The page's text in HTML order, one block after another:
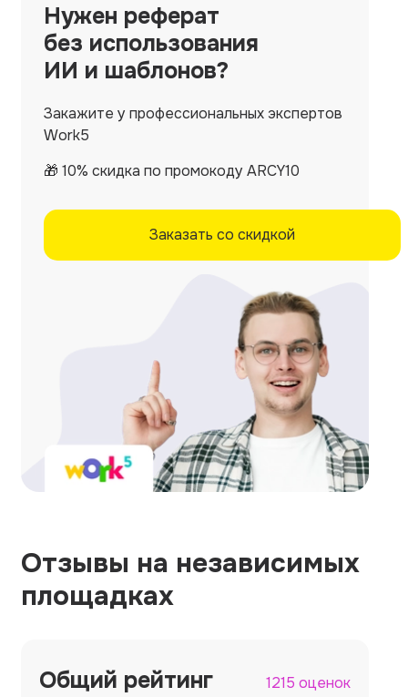
Нужен реферат
без использования
ИИ и шаблонов?
Закажите у профессиональных экспертов
Work5
🎁 10% скидка по промокоду ARCY10
Заказать со скидкой
Отзывы на независимых
площадках
Общий рейтинг 1215 оценок